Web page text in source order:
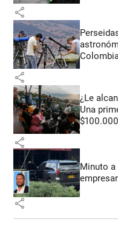
share
share
¿Le
Una
share
Minuto
share